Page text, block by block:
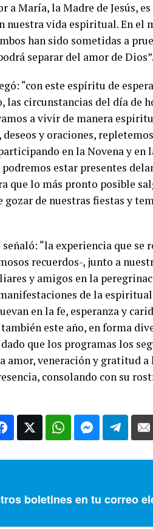
a María, la Madre de Jesús,
nuestra vida espiritual. En el
han sido sometidas a
separar del amor de Dios”.
“con este espíritu de
las circunstancias del día de
a vivir de manera
y oraciones,
en la Novena y en
estar presentes
que lo más pronto posible
de nuestras fiestas y
“la experiencia que se
recuerdos-, junto a
y amigos en la
de la
en la fe, esperanza y
este año, en forma
que los programas los
amor, veneración y gratitud
consolando con su